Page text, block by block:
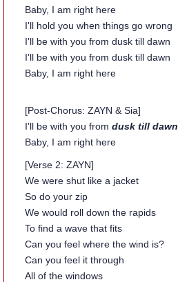
Baby, I am right here
I'll hold you when things go wrong
I'll be with you from dusk till dawn
I'll be with you from dusk till dawn
Baby, I am right here
[Post-Chorus: ZAYN & Sia]
I'll be with you from dusk till dawn
Baby, I am right here
[Verse 2: ZAYN]
We were shut like a jacket
So do your zip
We would roll down the rapids
To find a wave that fits
Can you feel where the wind is?
Can you feel it through
All of the windows